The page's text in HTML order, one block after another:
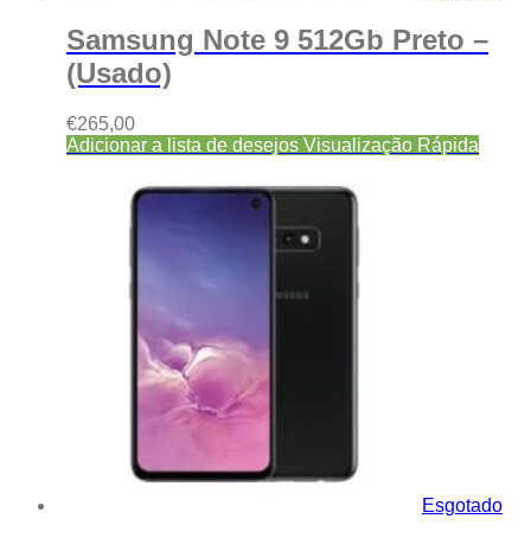
Samsung Note 9 512Gb Preto –
(Usado)
€265,00
Adicionar a lista de desejos Visualização Rápida
Esgotado